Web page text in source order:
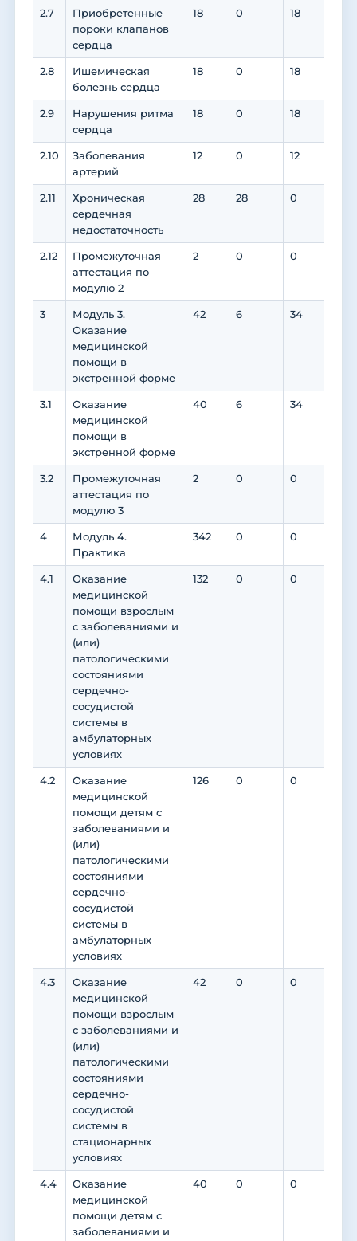
2.7
Приобретенные
пороки клапанов
сердца
18 0 18
2.8
Ишемическая
болезнь сердца
18 0 18
2.9
Нарушения ритма
сердца
18 0 18
2.10
Заболевания
артерий
12 0 12
2.11
Хроническая
сердечная
недостаточность
28 28 0
2.12
Промежуточная
аттестация по
модулю 2
2 0 0
3
Модуль 3.
Оказание
медицинской
помощи в
экстренной форме
42 6 34
3.1
Оказание
медицинской
помощи в
экстренной форме
40 6 34
3.2
Промежуточная
аттестация по
модулю 3
2 0 0
4
Модуль 4.
Практика
342 0 0
4.1
Оказание
медицинской
помощи взрослым
с заболеваниями и
(или)
патологическими
состояниями
сердечно-
сосудистой
системы в
амбулаторных
условиях
132 0 0
4.2
Оказание
медицинской
помощи детям с
заболеваниями и
(или)
патологическими
состояниями
сердечно-
сосудистой
системы в
амбулаторных
условиях
126 0 0
4.3
Оказание
медицинской
помощи взрослым
с заболеваниями и
(или)
патологическими
состояниями
сердечно-
сосудистой
системы в
стационарных
условиях
42 0 0
4.4
Оказание
медицинской
помощи детям с
заболеваниями и
40 0 0